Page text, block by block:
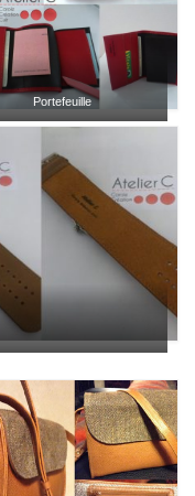
Portefeuille